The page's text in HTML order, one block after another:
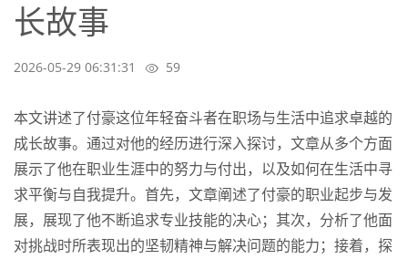
长故事
2026-05-29 06:31:31 59
本文讲述了付豪这位年轻奋斗者在职场与生活中追求卓越的
成长故事。通过对他的经历进行深入探讨，文章从多个方面
展示了他在职业生涯中的努力与付出，以及如何在生活中寻
求平衡与自我提升。首先，文章阐述了付豪的职业起步与发
展，展现了他不断追求专业技能的决心；其次，分析了他面
对挑战时所表现出的坚韧精神与解决问题的能力；接着，探